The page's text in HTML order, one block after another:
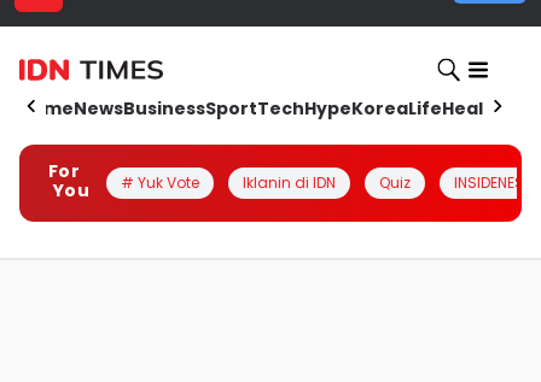
HomeNewsBusinessSportTechHypeKoreaLifeHealth
For
You
# Yuk Vote Iklanin di IDN Quiz INSIDENESIA